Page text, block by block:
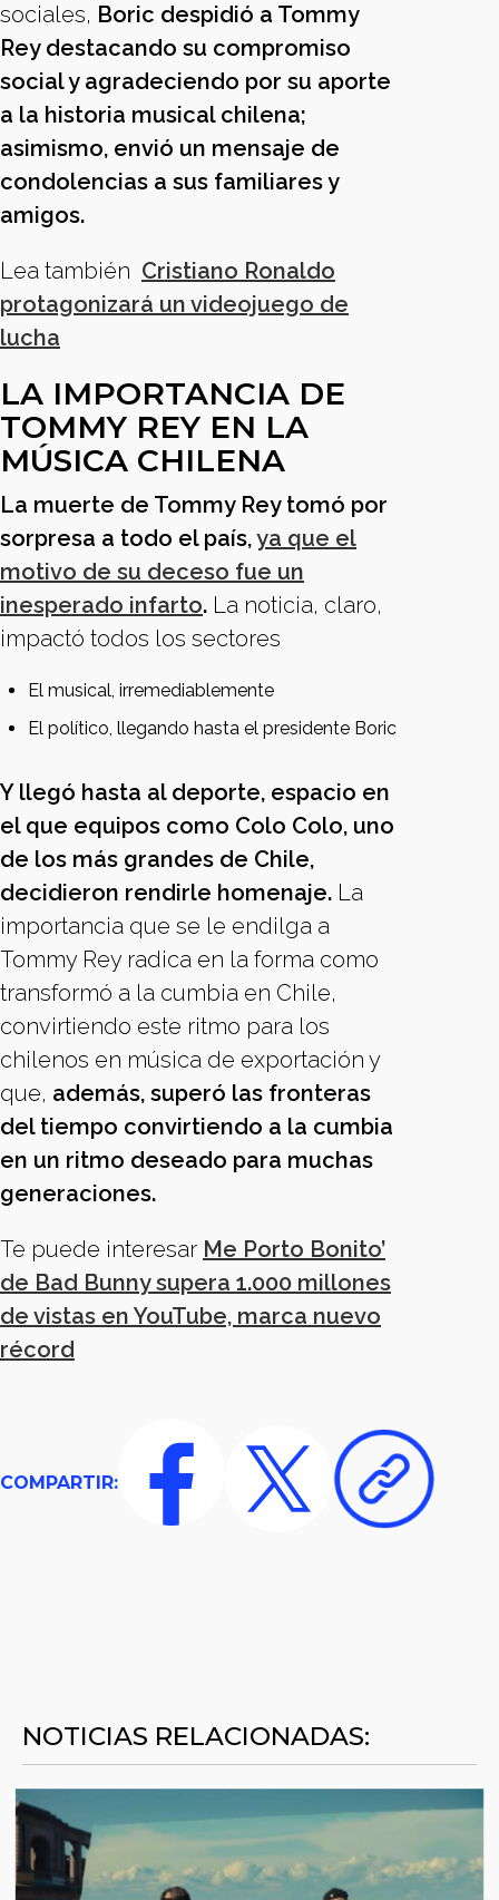
sociales, Boric despidió a Tommy
Rey destacando su compromiso
social y agradeciendo por su aporte
a la historia musical chilena;
asimismo, envió un mensaje de
condolencias a sus familiares y
amigos.
Lea también Cristiano Ronaldo
protagonizará un videojuego de
lucha
LA IMPORTANCIA DE
TOMMY REY EN LA
MÚSICA CHILENA
La muerte de Tommy Rey tomó por
sorpresa a todo el país,ya que el
motivo de su deceso fue un
inesperado infarto. La noticia, claro,
impactó todos los sectores
El musical, irremediablemente
El político, llegando hasta el presidente Boric
Y llegó hasta al deporte, espacio en
el que equipos como Colo Colo, uno
de los más grandes de Chile,
decidieron rendirle homenaje. La
importancia que se le endilga a
Tommy Rey radica en la forma como
transformó a la cumbia en Chile,
convirtiendo este ritmo para los
chilenos en música de exportación y
que, además, superó las fronteras
del tiempo convirtiendo a la cumbia
en un ritmo deseado para muchas
generaciones.
Te puede interesar Me Porto Bonito’
de Bad Bunny supera 1.000 millones
de vistas en YouTube, marca nuevo
récord
COMPARTIR:
NOTICIAS RELACIONADAS: